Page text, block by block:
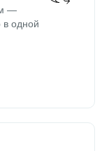
—
в одной